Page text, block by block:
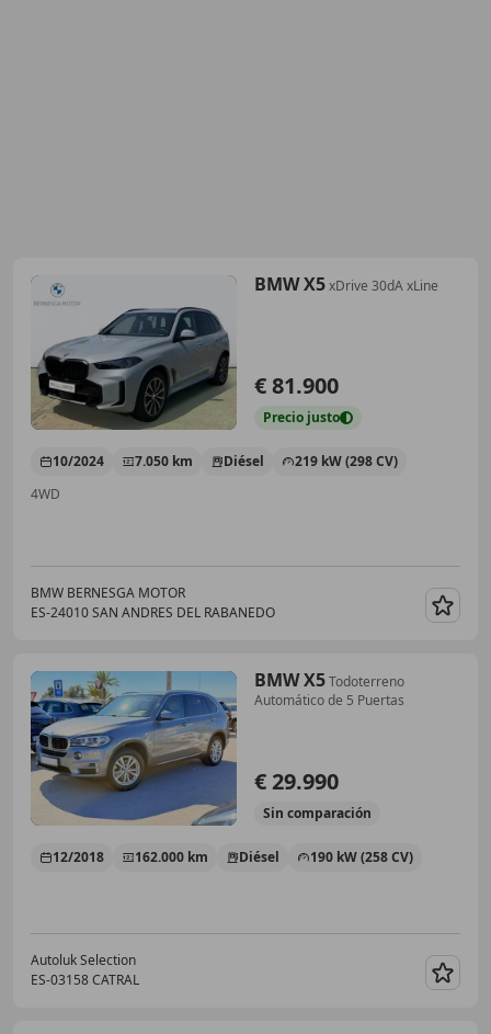
BMW X5xDrive 30dA xLine
€ 81.900
Precio justo
10/2024 7.050 km Diésel
219 kW (298 CV)
4WD
BMW BERNESGA MOTOR
ES-24010 SAN ANDRES DEL RABANEDO
BMW X5Todoterreno
Automático de 5 Puertas
€ 29.990
Sin comparación
12/2018 162.000 km Diésel 190 kW (258 CV)
Autoluk Selection
ES-03158 CATRAL